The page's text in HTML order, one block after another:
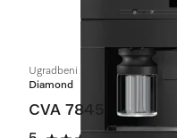
Ugradbeni aparat za kavu s
Diamond
CVA 7845